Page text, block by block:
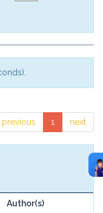
previous 1 next
Author(s)